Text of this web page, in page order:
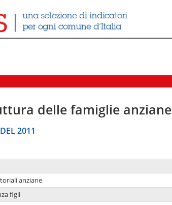
delle famiglie anziane
2011
anziane
figli